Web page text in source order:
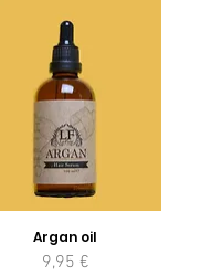
Argan oil
Цена
9,95 €